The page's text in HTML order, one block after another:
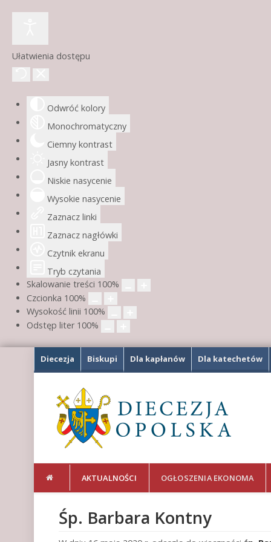
Ułatwienia dostępu
Odwróć kolory
Monochromatyczny
Ciemny kontrast
Jasny kontrast
Niskie nasycenie
Wysokie nasycenie
Zaznacz linki
Zaznacz nagłówki
Czytnik ekranu
Tryb czytania
Skalowanie treści 100%
Czcionka 100%
Wysokość linii 100%
Odstęp liter 100%
Diecezja Biskupi Dla kapłanów Dla katechetów
AKTUALNOŚCI OGŁOSZENIA EKONOMA
Śp. Barbara Kontny